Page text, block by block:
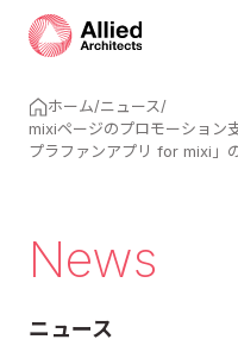
ホーム/ニュース/
mixiページのプロモーション
プラファンアプリ for mixi」
News
ニュース